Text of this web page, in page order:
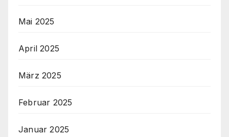
Mai 2025
April 2025
März 2025
Februar 2025
Januar 2025